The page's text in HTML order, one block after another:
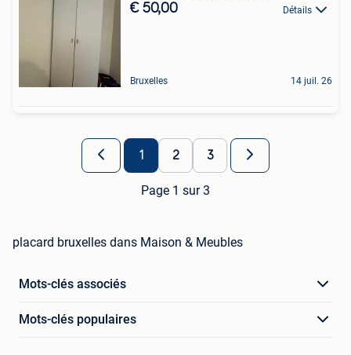
€ 50,00 Détails
Bruxelles 14 juil. 26
1 2 3
Page 1 sur 3
placard bruxelles dans Maison & Meubles
Mots-clés associés
Mots-clés populaires